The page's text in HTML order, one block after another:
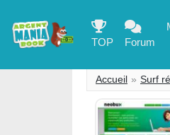
TOP Forum
Accueil Surf